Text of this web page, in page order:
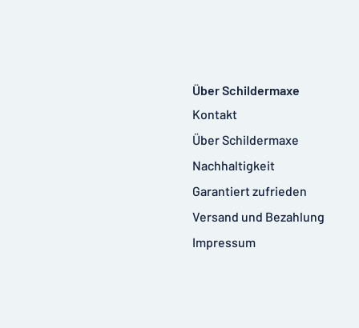
Über Schildermaxe
Kontakt
Über Schildermaxe
Nachhaltigkeit
Garantiert zufrieden
Versand und Bezahlung
Impressum